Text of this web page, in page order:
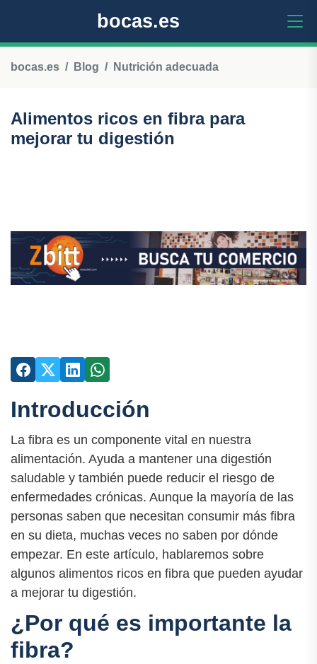
bocas.es
bocas.es Blog Nutrición adecuada
Alimentos ricos en fibra para
mejorar tu digestión
Introducción
La fibra es un componente vital en nuestra
alimentación. Ayuda a mantener una digestión
saludable y también puede reducir el riesgo de
enfermedades crónicas. Aunque la mayoría de las
personas saben que necesitan consumir más fibra
en su dieta, muchas veces no saben por dónde
empezar. En este artículo, hablaremos sobre
algunos alimentos ricos en fibra que pueden ayudar
a mejorar tu digestión.
¿Por qué es importante la
fibra?